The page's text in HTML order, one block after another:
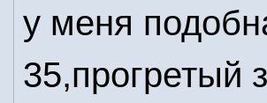
у меня
35,прогретый